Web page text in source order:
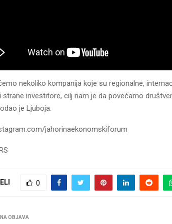
nekoliko kompanija koje su regionalne,
strane investitore, cilj nam je da povećamo
je Ljuboja.
jahorinaekonomskiforum
0
OBJAVA